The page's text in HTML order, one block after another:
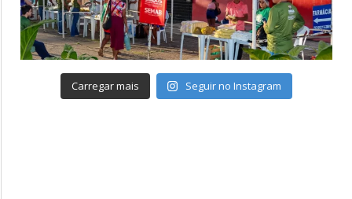
Carregar mais Seguir no Instagram